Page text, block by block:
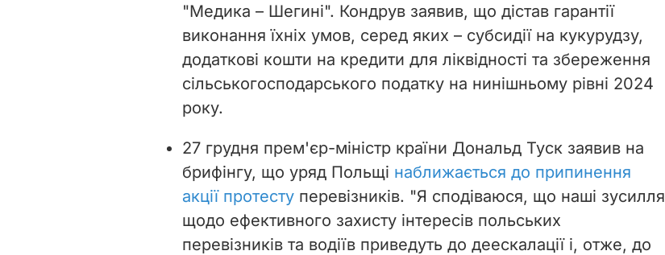
"Медика – Шегині". Кондрув заявив, що дістав гарантії
виконання їхніх умов, серед яких – субсидії на кукурудзу,
додаткові кошти на кредити для ліквідності та збереження
сільськогосподарського податку на нинішньому рівні 2024
року.
27 грудня прем'єр-міністр країни Дональд Туск заявив на
брифінгу, що уряд Польщі наближається до припинення
акції протесту перевізників. "Я сподіваюся, що наші зусилля
щодо ефективного захисту інтересів польських
перевізників та водіїв приведуть до деескалації і, отже, до